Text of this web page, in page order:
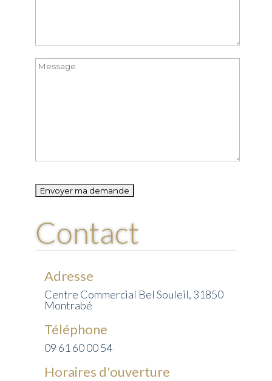
Please
leave
field
empty.
Contact
Adresse
Centre Commercial Bel Souleil, 31850
Montrabé
Téléphone
09 61 60 00 54
Horaires d'ouverture